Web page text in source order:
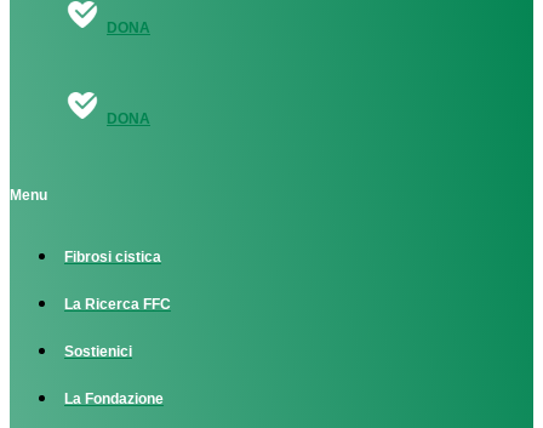
DONA
DONA
Menu
Fibrosi cistica
La Ricerca FFC
Sostienici
La Fondazione